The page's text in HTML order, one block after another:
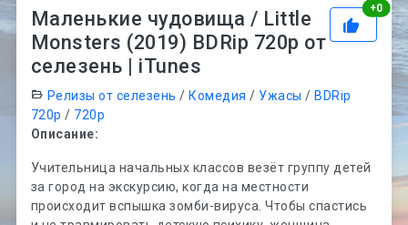
+0
Маленькие чудовища / Little
Monsters (2019) BDRip 720p от
селезень | iTunes
Релизы от селезень / Комедия / Ужасы / BDRip
720p / 720p
Описание:
Учительница начальных классов везёт группу детей
за город на экскурсию, когда на местности
происходит вспышка зомби-вируса. Чтобы спастись